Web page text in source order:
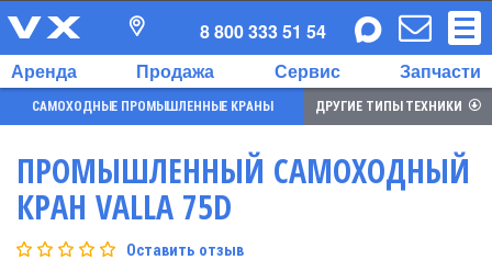
Аренда Продажа Сервис Запчасти
8 800 333 51 54
САМОХОДНЫЕ ПРОМЫШЛЕННЫЕ КРАНЫ ДРУГИЕ ТИПЫ ТЕХНИКИ
ПРОМЫШЛЕННЫЙ САМОХОДНЫЙ
КРАН VALLA 75D
Оставить отзыв